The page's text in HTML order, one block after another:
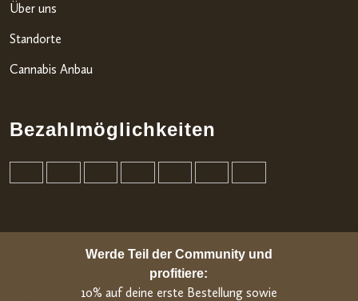
Über uns
Standorte
Cannabis Anbau
Bezahlmöglichkeiten
Werde Teil der Community und
profitiere:
10% auf deine erste Bestellung sowie